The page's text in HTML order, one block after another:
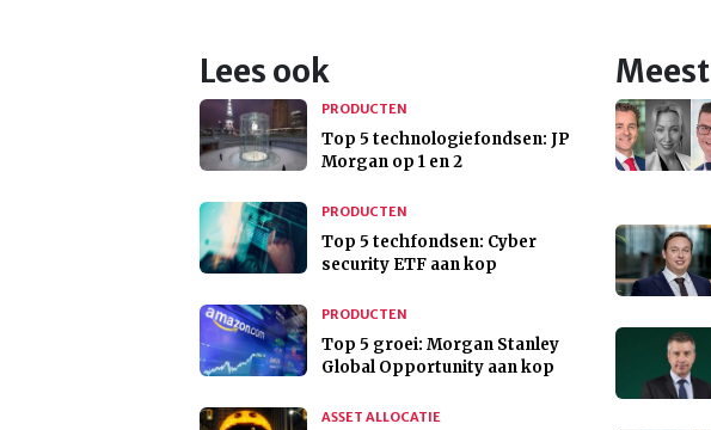
Lees ook
PRODUCTEN
Top 5 technologiefondsen: JP
Morgan op 1 en 2
PRODUCTEN
Top 5 techfondsen: Cyber
security ETF aan kop
PRODUCTEN
Top 5 groei: Morgan Stanley
Global Opportunity aan kop
ASSET ALLOCATIE